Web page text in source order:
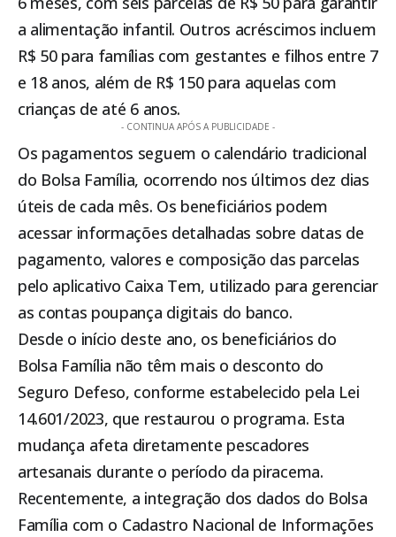
a alimentação infantil. Outros acréscimos incluem
R$ 50 para famílias com gestantes e filhos entre 7
e 18 anos, além de R$ 150 para aquelas com
crianças de até 6 anos.
- CONTINUA APÓS A PUBLICIDADE -
Os pagamentos seguem o calendário tradicional
do Bolsa Família, ocorrendo nos últimos dez dias
úteis de cada mês. Os beneficiários podem
acessar informações detalhadas sobre datas de
pagamento, valores e composição das parcelas
pelo aplicativo Caixa Tem, utilizado para gerenciar
as contas poupança digitais do banco.
Desde o início deste ano, os beneficiários do
Bolsa Família não têm mais o desconto do
Seguro Defeso, conforme estabelecido pela Lei
14.601/2023, que restaurou o programa. Esta
mudança afeta diretamente pescadores
artesanais durante o período da piracema.
Recentemente, a integração dos dados do Bolsa
Família com o Cadastro Nacional de Informações